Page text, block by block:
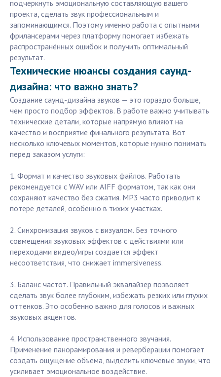
подчеркнуть эмоциональную составляющую вашего
проекта, сделать звук профессиональным и
запоминающимся. Поэтому именно работа с опытными
фрилансерами через платформу помогает избежать
распространённых ошибок и получить оптимальный
результат.
Технические нюансы создания саунд-
дизайна: что важно знать?
Создание саунд-дизайна звуков — это гораздо больше,
чем просто подбор эффектов. В работе важно учитывать
технические детали, которые напрямую влияют на
качество и восприятие финального результата. Вот
несколько ключевых моментов, которые нужно понимать
перед заказом услуги:
1. Формат и качество звуковых файлов. Работать
рекомендуется с WAV или AIFF форматом, так как они
сохраняют качество без сжатия. MP3 часто приводит к
потере деталей, особенно в тихих участках.
2. Синхронизация звуков с визуалом. Без точного
совмещения звуковых эффектов с действиями или
переходами видео/игры создается эффект
несоответствия, что снижает immersiveness.
3. Баланс частот. Правильный эквалайзер позволяет
сделать звук более глубоким, избежать резких или глухих
оттенков. Это особенно важно для голосов и важных
звуковых акцентов.
4. Использование пространственного звучания.
Применение панорамирования и реверберации помогает
создать ощущение объема, выделить ключевые звуки, что
усиливает эмоциональное воздействие.